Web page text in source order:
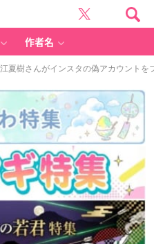
作者名
夏樹さんがインスタの偽アカウントを